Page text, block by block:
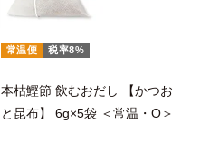
常温便 税率8%
本枯鰹節 飲むおだし 【かつお
と昆布】 6g×5袋 ＜常温・O＞